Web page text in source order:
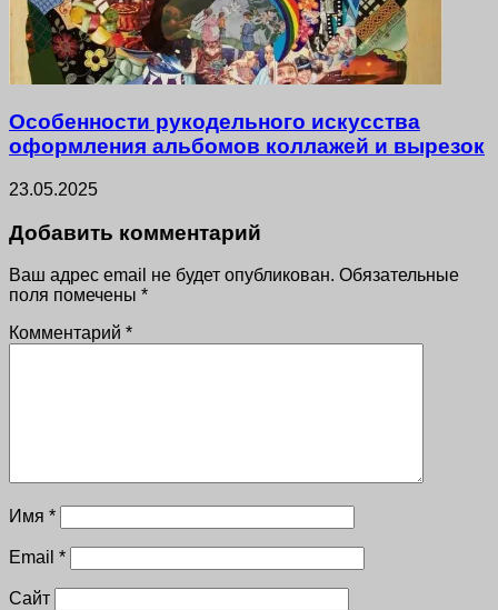
Особенности рукодельного искусства
оформления альбомов коллажей и вырезок
23.05.2025
Добавить комментарий
Ваш адрес email не будет опубликован. Обязательные
поля помечены *
Комментарий *
Имя *
Email *
Сайт